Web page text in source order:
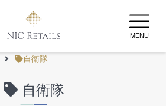
MENU
自衛隊
自衛隊